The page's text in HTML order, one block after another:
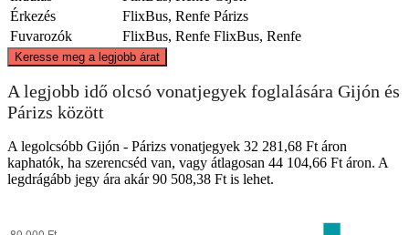
Érkezés
FlixBus, Renfe Párizs
Fuvarozók
FlixBus, Renfe FlixBus, Renfe
Keresse meg a legjobb árat
© CARTO, © OpenStreetMap
A legjobb idő olcsó vonatjegyek foglalására Gijón és
Párizs között
A legolcsóbb Gijón - Párizs vonatjegyek 32 281,68 Ft áron
kaphatók, ha szerencséd van, vagy átlagosan 44 104,66 Ft áron. A
legdrágább jegy ára akár 90 508,38 Ft is lehet.